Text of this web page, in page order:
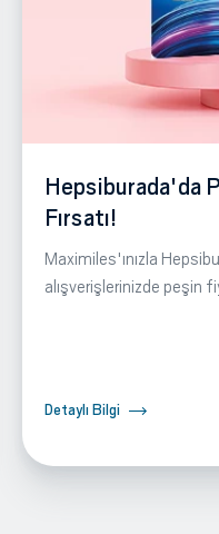
Hepsiburada'da
Fırsatı!
Maximiles'ınızla
alışverişlerinizde peşin
Detaylı Bilgi